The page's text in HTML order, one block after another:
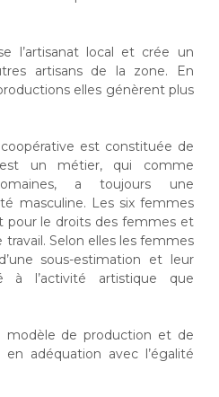
l’artisanat local et crée un
artisans de la zone. En
elles génèrent plus
est constituée de
un métier, qui comme
a toujours une
masculine. Les six femmes
pour le droits des femmes et
travail. Selon elles les femmes
sous-estimation et leur
à l’activité artistique que
modèle de production et de
adéquation avec l’égalité